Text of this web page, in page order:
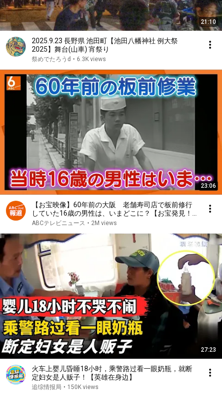
21:10
2025.9.23 長野県 池田町【池田八幡神社 例大祭
2025】舞台(山車) 宵祭り
祭めでたろうd • 6.3K views
23:06
【お宝映像】60年前の大阪 老舗寿司店で板前修行
していた16歳の男性は、いまどこに？【お宝発見！
関西いまむかし】
ABCテレビニュース • 2M views
27:23
火车上婴儿昏睡18小时，乘警路过看一眼奶瓶，就断
定妇女是人贩子！【英雄在身边】
追综情报局 • 150K views